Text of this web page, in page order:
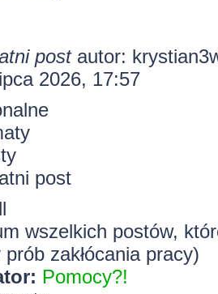
postautor:
2026, 17:57
post
wszelkich postów,
zakłócania pracy)
Pomocy?!